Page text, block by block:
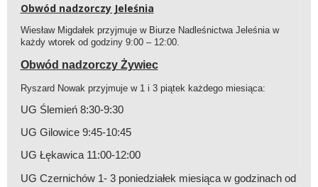
Obwód nadzorczy Jeleśnia
Wiesław Migdałek przyjmuje w Biurze Nadleśnictwa Jeleśnia w
każdy wtorek od godziny 9:00 – 12:00.
Obwód nadzorczy Żywiec
Ryszard Nowak przyjmuje w 1 i 3 piątek każdego miesiąca:
UG Ślemień 8:30-9:30
UG Gilowice 9:45-10:45
UG Łękawica 11:00-12:00
UG Czernichów 1- 3 poniedziałek miesiąca w godzinach od